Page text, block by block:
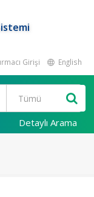
Girişi English
Detaylı Arama